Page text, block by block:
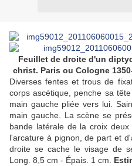
Feuillet de droite d'un
christ. Paris ou Cologne
Diverses fentes et trous de
corps ascétique, penche sa
main gauche pliée vers lui.
main gauche. La scène se
bande latérale de la croix
l'arcature à pignon, de part et
droite se cache le visage de
Long. 8,5 cm - Épais. 1 cm.